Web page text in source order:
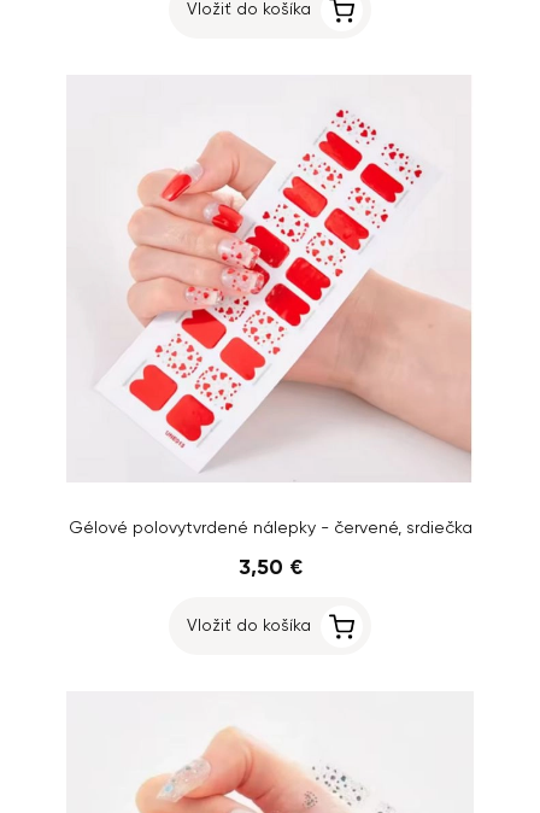
Vložiť do košíka
Gélové polovytvrdené nálepky - červené, srdiečka
3,50 €
Vložiť do košíka